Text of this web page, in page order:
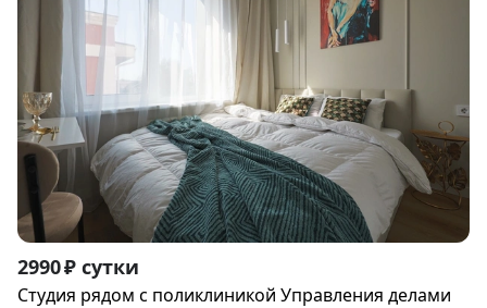
Item
1
2990 ₽ сутки
Студия рядoм с поликлиникой Управления делами